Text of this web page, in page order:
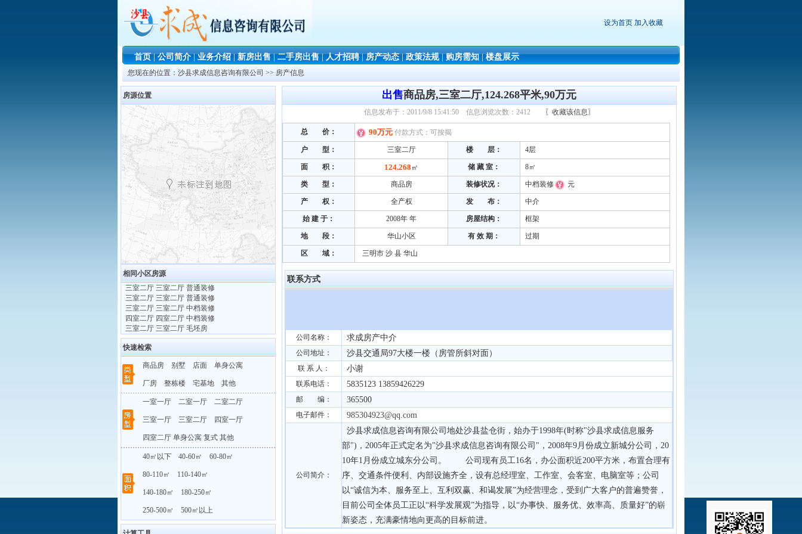
设为首页 加入收藏
首页|公司简介|业务介绍|新房出售|二手房出售|人才招聘|房产动态|政策法规|购房需知|楼盘展示
您现在的位置： 沙县求成信息咨询有限公司 >> 房产信息
房源位置
相同小区房源
三室二厅 三室二厅 普通装修
三室二厅 三室二厅 普通装修
三室二厅 三室二厅 中档装修
四室二厅 四室二厅 中档装修
三室二厅 三室二厅 毛坯房
快速检索
商品房 别墅 店面 单身公寓
厂房 整栋楼 宅基地 其他
一室一厅 二室一厅 二室二厅
三室一厅 三室二厅 四室一厅
四室二厅 单身公寓 复式 其他
40㎡以下 40-60㎡ 60-80㎡
80-110㎡ 110-140㎡
140-180㎡ 180-250㎡
250-500㎡ 500㎡以上
出售商品房,三室二厅,124.268平米,90万元
信息发布于：2011/9/8 15:41:50 信息浏览次数：2412 〖收藏该信息〗
总 价： 90万元 付款方式：可按揭
户 型： 三室二厅 楼 层： 4层
面 积： 124.268 ㎡ 储 藏 室： 8㎡
类 型： 商品房 装修状况： 中档装修 元
产 权： 全产权 发 布： 中介
始 建 于 ： 2008年 年 房屋结构： 框架
地 段 ： 华山小区 有 效 期： 过期
区 域： 三明市 沙 县 华山
联系方式
公司名称： 求成房产中介
公司地址： 沙县交通局97大楼一楼（房管所斜对面）
联 系 人： 小谢
联系电话： 5835123 13859426229
邮 编： 365500
电子邮件： 985304923@qq.com
公司简介：
沙县求成信息咨询有限公司地处沙县盐仓街，始办于1998年(时称"沙县求成信息服务
部")，2005年正式定名为"沙县求成信息咨询有限公司"，2008年9月份成立新城分公司，20
10年1月份成立城东分公司。 公司现有员工16名，办公面积近200平方米，布置合理有
序、交通条件便利、内部设施齐全，设有总经理室、工作室、会客室、电脑室等；公司
以“诚信为本、服务至上、互利双赢、和谒发展”为经营理念，受到广大客户的普遍赞誉，
目前公司全体员工正以“科学发展观”为指导，以“办事快、服务优、效率高、质量好”的崭
新姿态，充满豪情地向更高的目标前进。